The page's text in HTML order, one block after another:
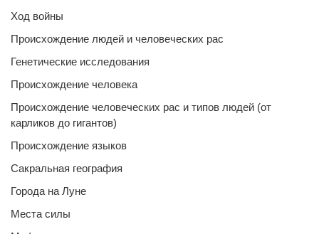
Ход войны
Происхождение людей и человеческих рас
Генетические исследования
Происхождение человека
Происхождение человеческих рас и типов людей (от
карликов до гигантов)
Происхождение языков
Сакральная география
Города на Луне
Места силы